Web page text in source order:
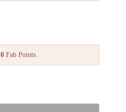
Fab Points.